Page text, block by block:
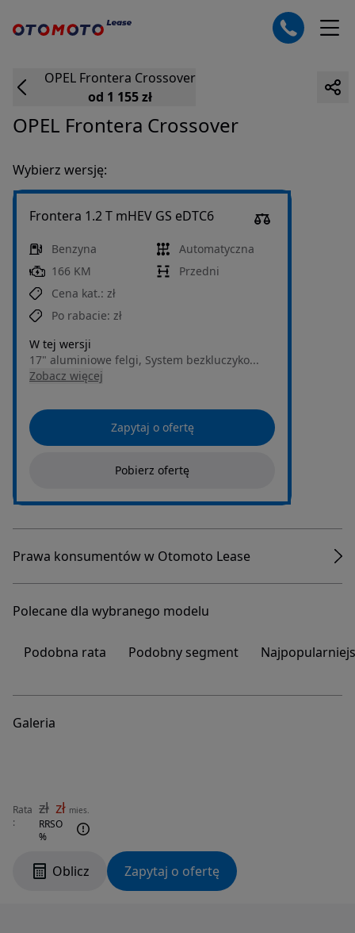
OPEL Frontera Crossover
od 1 155 zł
OPEL Frontera Crossover
Wybierz wersję:
Frontera 1.2 T mHEV GS eDTC6
Benzyna
Automatyczna
166 KM
Przedni
Cena kat.: zł
Po rabacie: zł
W tej wersji
17" aluminiowe felgi, System bezkluczyko...
Zobacz więcej
Zapytaj o ofertę
Pobierz ofertę
Prawa konsumentów w Otomoto Lease
Polecane dla wybranego modelu
Podobna rata Podobny segment
Galeria
Rata
:
zł zł mies.
RRSO
%
Oblicz Zapytaj o ofertę